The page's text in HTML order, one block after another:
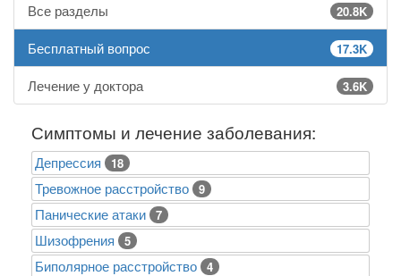
Все разделы 20.8K
Бесплатный вопрос 17.3K
Лечение у доктора 3.6K
Симптомы и лечение заболевания:
Депрессия 18
Тревожное расстройство 9
Панические атаки 7
Шизофрения 5
Биполярное расстройство 4